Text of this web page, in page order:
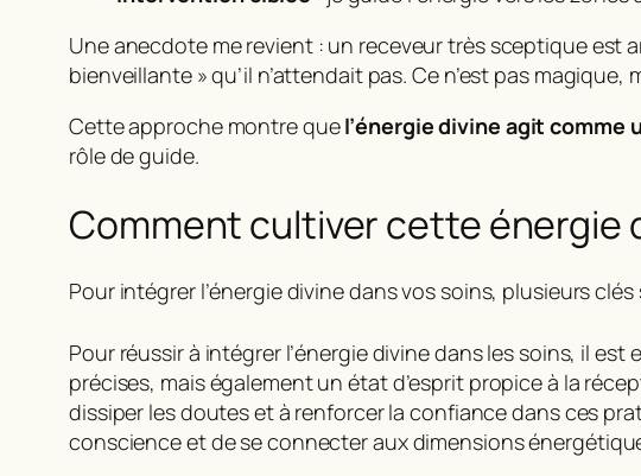
Une anecdote me revient : un receveur très sceptique est
bienveillante » qu’il n’attendait pas. Ce n’est pas
Cette approche montre quel’énergie divine agit comme
rôle de guide.
Comment cultiver cette énergie
Pour intégrer l’énergie divine dans vos soins, plusieurs
Pour réussir à intégrer l’énergie divine dans les soins, il
précises, mais également un état d’esprit propice à la
dissiper les doutes et à renforcer la confiance dans ces
conscience et de se connecter aux dimensions